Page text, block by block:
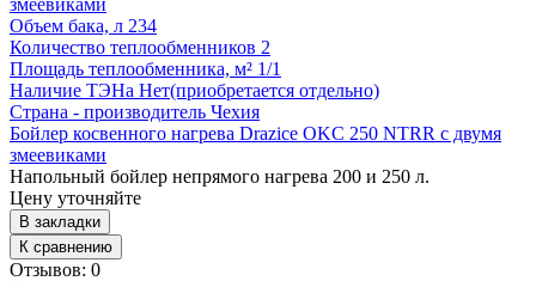
Объем бака, л 234
Количество теплообменников 2
Площадь теплообменника, м² 1/1
Наличие ТЭНа Нет(приобретается отдельно)
Страна - производитель Чехия
Бойлер косвенного нагрева Drazice OKC 250 NTRR с двумя
змеевиками
Напольный бойлер непрямого нагрева 200 и 250 л.
Цену уточняйте
В закладки
К сравнению
Отзывов: 0